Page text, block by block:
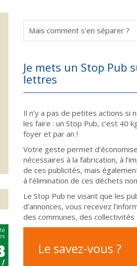
Mais comment s’en séparer ?
Je mets un Stop Pub
lettres
Il n’y a pas de petites actions si
les faire : un Stop Pub, c’est 40
foyer et par an !
Votre geste permet
nécessaires à la fabrication, à
de ces publicités, mais
à l’élimination de ces déchets
Le Stop Pub ne visant que les
d’annonces, vous recevez
des communes, des collectivités
Le savez-vous ?